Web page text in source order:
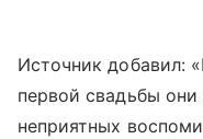
Источник добавил:
первой свадьбы
неприятных